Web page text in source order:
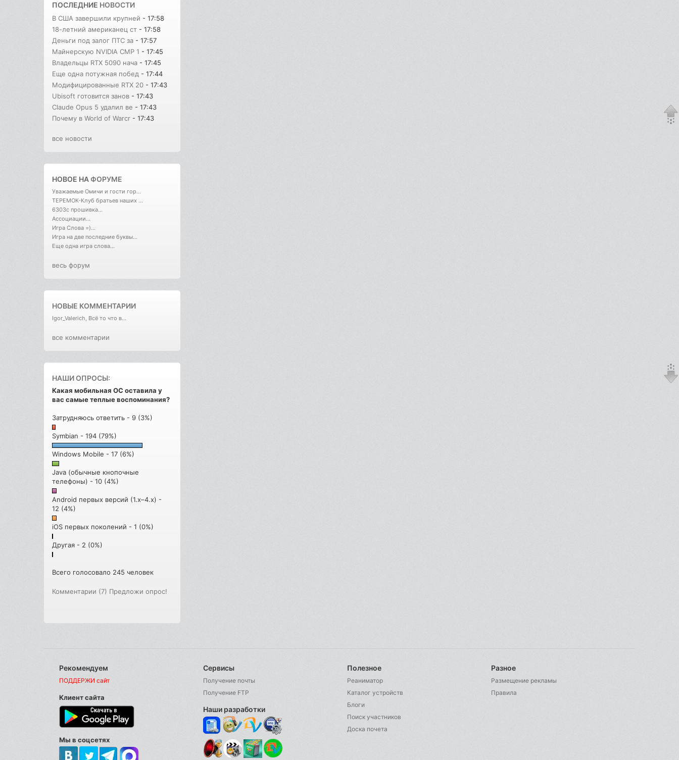
ПОСЛЕДНИЕ НОВОСТИ
В США завершили крупней - 17:58
18-летний американец ст - 17:58
Деньги под залог ПТС за - 17:57
Майнерскую NVIDIA CMP 1 - 17:45
Владельцы RTX 5090 нача - 17:45
Еще одна потужная побед - 17:44
Модифицированные RTX 20 - 17:43
Ubisoft готовится занов - 17:43
Claude Opus 5 удалил ве - 17:43
Почему в World of Warcr - 17:43
все новости
НОВОЕ НАФОРУМЕ
Уважаемые Омичи и гости гор...
ТЕРЕМОК-Клуб братьев наших ...
6303с прошивка...
Ассоциации...
Игра Слова =)...
Игра на две последние буквы...
Еще одна игра слова...
весь форум
НОВЫЕ КОММЕНТАРИИ
Igor_Valerich, Всё то что в...
все комментарии
НАШИ ОПРОСЫ:
Какая мобильная ОС оставила у
вас самые теплые воспоминания?
Затрудняюсь ответить - 9 (3%)
Symbian - 194 (79%)
Windows Mobile - 17 (6%)
Java (обычные кнопочные
телефоны) - 10 (4%)
Android первых версий (1.x–4.x) -
12 (4%)
iOS первых поколений - 1 (0%)
Другая - 2 (0%)
Всего голосовало 245 человек
Комментарии (7) Предложи опрос!
Рекомендуем
ПОДДЕРЖИ сайт
Клиент сайта
Мы в соцсетях
Сервисы
Получение почты
Получение FTP
Наши разработки
Полезное
Реаниматор
Каталог устройств
Блоги
Поиск участников
Доска почета
Разное
Размещение рекламы
Правила